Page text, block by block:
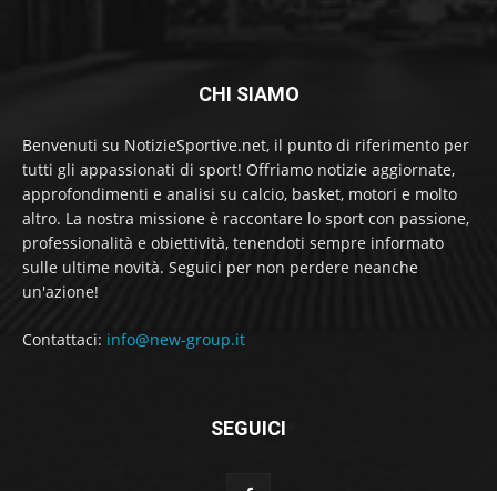
CHI SIAMO
Benvenuti su NotizieSportive.net, il punto di riferimento per
tutti gli appassionati di sport! Offriamo notizie aggiornate,
approfondimenti e analisi su calcio, basket, motori e molto
altro. La nostra missione è raccontare lo sport con passione,
professionalità e obiettività, tenendoti sempre informato
sulle ultime novità. Seguici per non perdere neanche
un'azione!
Contattaci: info@new-group.it
SEGUICI